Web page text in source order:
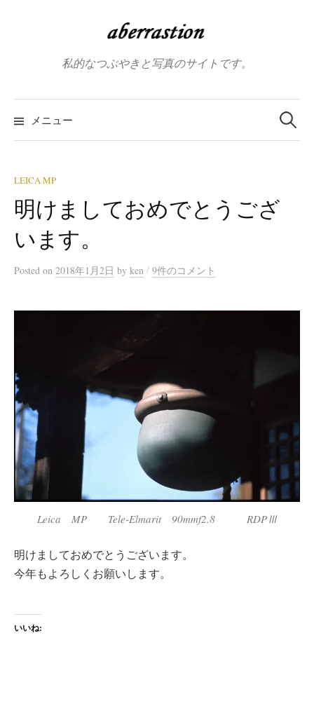
へ
ス
キ
プ
私的なつぶやきと写真のサイトです。
メニュー
検
索:
LEICA MP
明けましておめでとうござ
います。
Posted on 2018年1月2日 by ken / 9件のコメント
Leica MP Tele-Elmarit 90mmf2.8 RDPⅢ
明けましておめでとうございます。
今年もよろしくお願いします。
いいね: